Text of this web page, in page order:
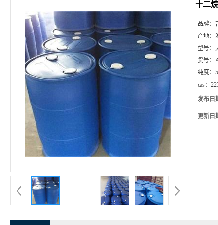
十二
品牌：
产地：
型号：
货号：
纯度：
cas：
发布日
更新日